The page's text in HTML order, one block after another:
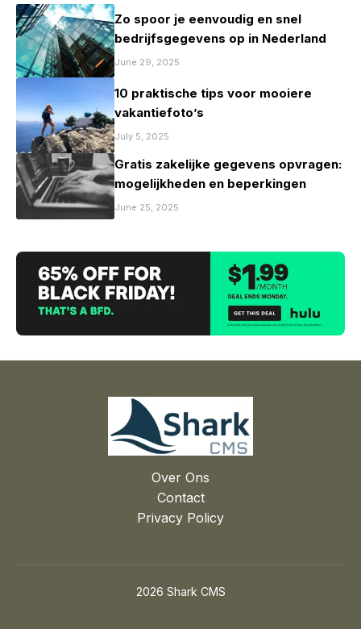
Zo spoor je eenvoudig en snel
bedrijfsgegevens op in Nederland
June 29, 2025
10 praktische tips voor mooiere
vakantiefoto’s
July 5, 2025
Gratis zakelijke gegevens opvragen:
mogelijkheden en beperkingen
June 25, 2025
Over Ons
Contact
Privacy Policy
2026 Shark CMS